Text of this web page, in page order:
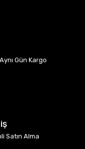
Gün Kargo
Satın Alma